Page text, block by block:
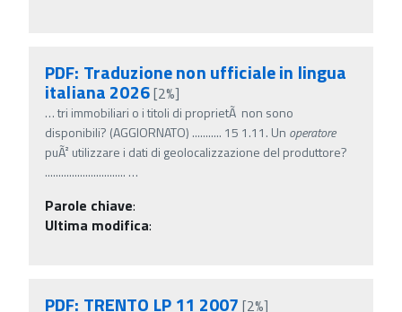
PDF: Traduzione non ufficiale in lingua
italiana 2026[2%]
…tri immobiliari o i titoli di proprietÃ non sono
disponibili? (AGGIORNATO) ........... 15 1.11. Un operatore
puÃ² utilizzare i dati di geolocalizzazione del produttore?
.............................. …
Parole chiave:
Ultima modifica:
PDF: TRENTO LP 11 2007 [2%]